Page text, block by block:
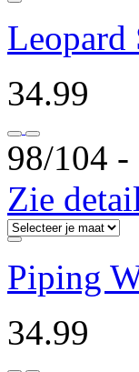
34.99
98/104
Zie
Piping
34.99